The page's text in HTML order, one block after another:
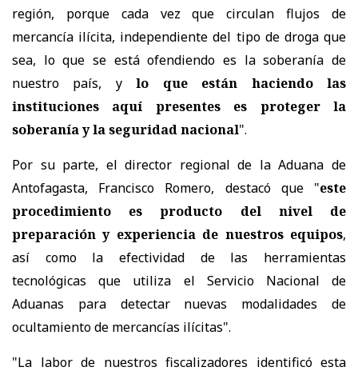
región, porque cada vez que circulan flujos de
mercancía ilícita, independiente del tipo de droga que
sea, lo que se está ofendiendo es la soberanía de
nuestro país, ylo que están haciendo las
instituciones aquí presentes es proteger la
soberanía y la seguridad nacional".
Por su parte, el director regional de la Aduana de
Antofagasta, Francisco Romero, destacó que "este
procedimiento es producto del nivel de
preparación y experiencia de nuestros equipos,
así como la efectividad de las herramientas
tecnológicas que utiliza el Servicio Nacional de
Aduanas para detectar nuevas modalidades de
ocultamiento de mercancías ilícitas".
"La labor de nuestros fiscalizadores identificó esta